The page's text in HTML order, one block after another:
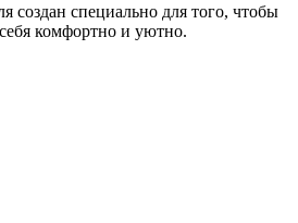
создан специально для того, чтобы
комфортно и уютно.